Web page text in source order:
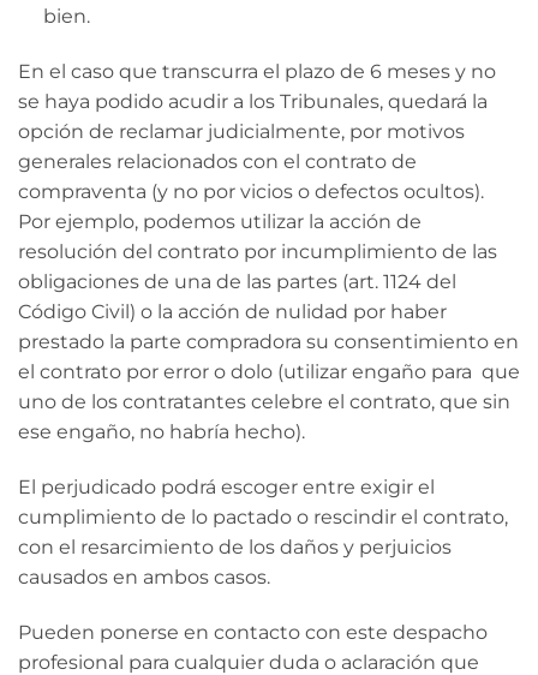
bien.
En el caso que transcurra el plazo de 6 meses y no
se haya podido acudir a los Tribunales, quedará la
opción de reclamar judicialmente, por motivos
generales relacionados con el contrato de
compraventa (y no por vicios o defectos ocultos).
Por ejemplo, podemos utilizar la acción de
resolución del contrato por incumplimiento de las
obligaciones de una de las partes (art. 1124 del
Código Civil) o la acción de nulidad por haber
prestado la parte compradora su consentimiento en
el contrato por error o dolo (utilizar engaño para que
uno de los contratantes celebre el contrato, que sin
ese engaño, no habría hecho).
El perjudicado podrá escoger entre exigir el
cumplimiento de lo pactado o rescindir el contrato,
con el resarcimiento de los daños y perjuicios
causados en ambos casos.
Pueden ponerse en contacto con este despacho
profesional para cualquier duda o aclaración que